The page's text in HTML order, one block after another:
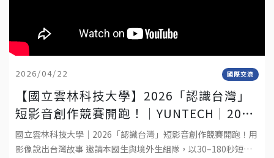
2026/04/22 國際交流
【國立雲林科技大學】2026「認識台灣」
短影音創作競賽開跑！│YUNTECH│2026
“DISCOVER TAIWAN” SHORT VIDEO
COMPETITION
國立雲林科技大學｜2026「認識台灣」短影音創作競賽開跑！用
影像說出台灣故事 邀請本國生與境外生組隊，以30–180秒短影